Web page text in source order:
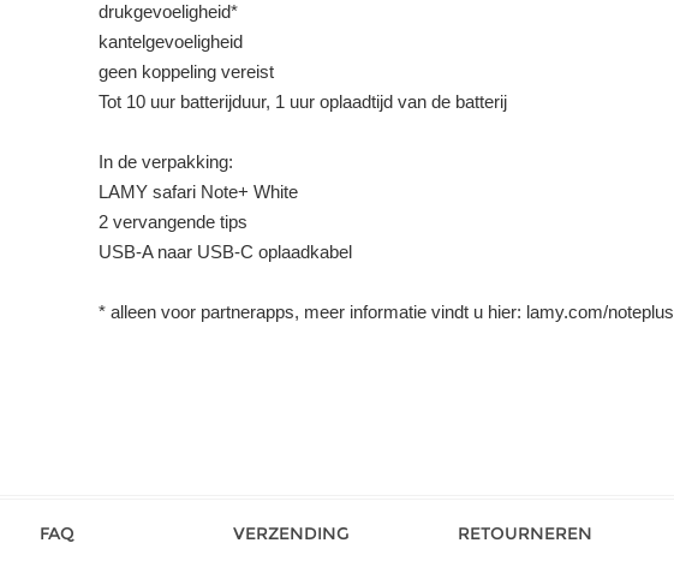
drukgevoeligheid*
kantelgevoeligheid
geen koppeling vereist
Tot 10 uur batterijduur, 1 uur oplaadtijd van de batterij
In de verpakking:
LAMY safari Note+ White
2 vervangende tips
USB-A naar USB-C oplaadkabel
* alleen voor partnerapps, meer informatie vindt u hier: lamy.com/noteplus
FAQ VERZENDING RETOURNEREN